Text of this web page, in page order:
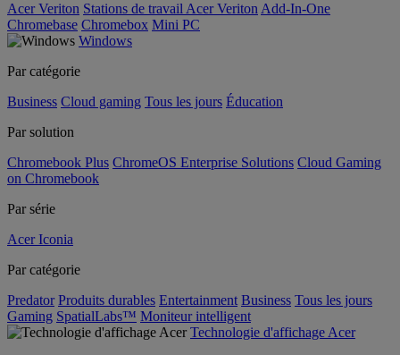
Acer Veriton Stations de travail Acer Veriton Add-In-One
Chromebase Chromebox Mini PC
Windows
Par catégorie
Business Cloud gaming Tous les jours Éducation
Par solution
Chromebook Plus ChromeOS Enterprise Solutions Cloud Gaming
on Chromebook
Par série
Acer Iconia
Par catégorie
Predator Produits durables Entertainment Business Tous les jours
Gaming SpatialLabs™ Moniteur intelligent
Technologie d'affichage Acer